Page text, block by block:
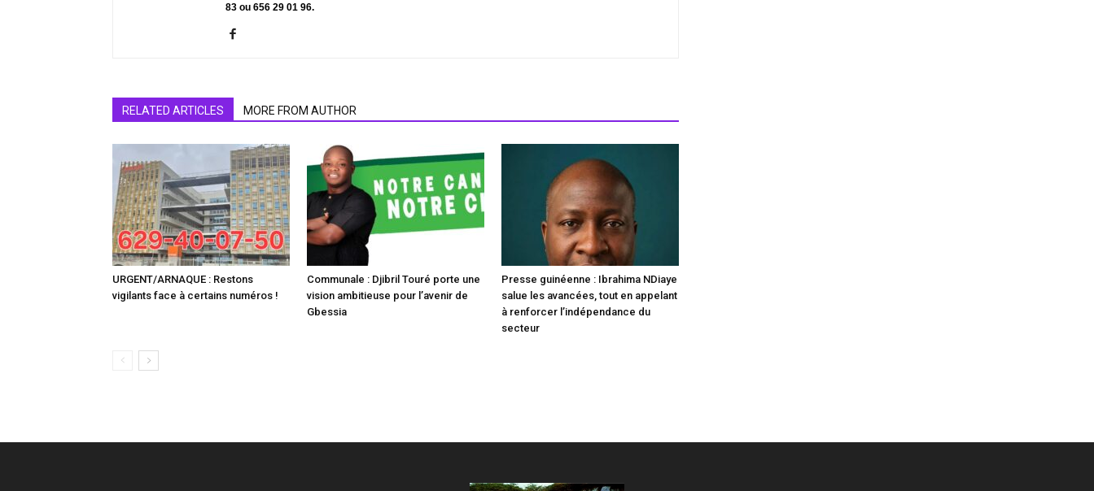
83 ou 656 29 01 96.
RELATED ARTICLES MORE FROM AUTHOR
URGENT/ARNAQUE : Restons
vigilants face à certains numéros !
Communale : Djibril Touré porte une
vision ambitieuse pour l’avenir de
Gbessia
Presse guinéenne : Ibrahima NDiaye
salue les avancées, tout en appelant
à renforcer l’indépendance du
secteur